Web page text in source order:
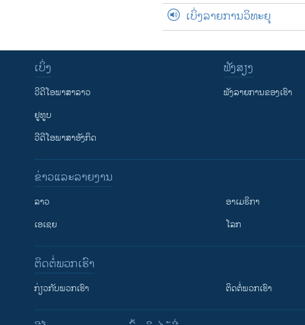
ເບິ່ງລາຍການວິທະຍຸ
ເບິ່ງ
ວີດີໂອພາສາລາວ
ຢູທູບ
ວີດີໂອພາສາອັງກິດ
ຟັງສຽງ
ຟັງລາຍການຂອງເຮົາ
ຂ່າວແລະລາຍງານ
ລາວ
ເອເຊຍ
ອາເມຣິກາ
ໂລກ
ຕິດຕໍ່ພວກເຮົາ
ກ່ຽວກັບພວກເຮົາ ຕິດຕໍ່ພວກເຮົາ